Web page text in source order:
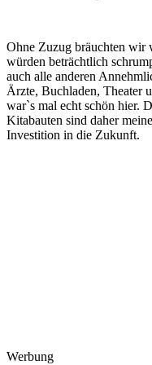
Ohne Zuzug bräuchten wir
würden beträchtlich
auch alle anderen
Ärzte, Buchladen, Theater
war`s mal echt schön hier.
Kitabauten sind daher
Investition in die Zukunft.
Werbung